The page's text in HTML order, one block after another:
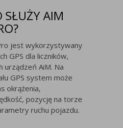
SŁUŻY AIM
jest wykorzystywany
GPS dla liczników,
urządzeń AiM. Na
GPS system może
okrążenia,
pozycję na torze
ruchu pojazdu.